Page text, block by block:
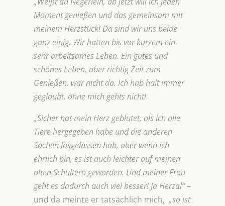
Moment genießen und das gemeinsam mit
meinem Herzstück! Da sind wir uns beide
ganz einig. Wir hatten bis vor kurzem ein
sehr arbeitsames Leben. Ein gutes und
schönes Leben, aber richtig Zeit zum
Genießen, war nicht da. Ich hab halt immer
geglaubt, ohne mich gehts nicht!
„Sicher hat mein Herz geblutet, als ich alle
Tiere hergegeben habe und die anderen
Sachen losgelassen hab, aber wenn ich
ehrlich bin, es ist auch leichter auf meinen
alten Schultern geworden. Und meiner Frau
geht es dadurch auch viel besser! Ja Herzal“ –
und da meinte er tatsächlich mich, „so ist